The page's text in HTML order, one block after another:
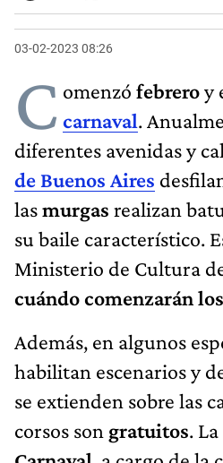
03-02-2023 08:26
C omenzó febreroy
carnaval.
diferentes avenidas y
de Buenos Aires
lasmurgas realizan
su baile característico.
Ministerio de Cultura
cuándo comenzarán
Además, en algunos
habilitan escenarios y
se extienden sobre las
corsos son gratuitos. La